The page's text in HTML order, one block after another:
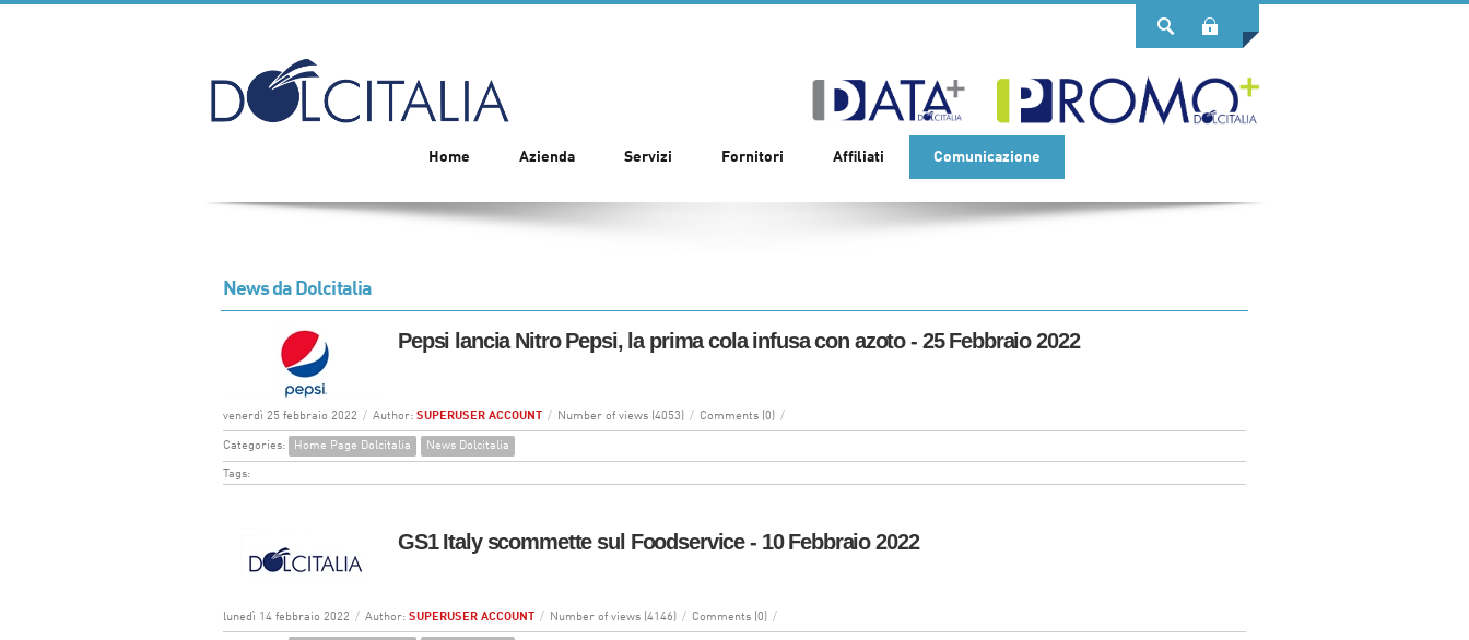
Home Azienda Servizi Fornitori Affiliati Comunicazione
News da Dolcitalia
Pepsi lancia Nitro Pepsi, la prima cola infusa con azoto - 25 Febbraio 2022
venerdì 25 febbraio 2022 / Author: SUPERUSER ACCOUNT / Number of views (4053) / Comments (0) /
Categories: Home Page Dolcitalia News Dolcitalia
Tags:
GS1 Italy scommette sul Foodservice - 10 Febbraio 2022
lunedì 14 febbraio 2022 / Author: SUPERUSER ACCOUNT / Number of views (4146) / Comments (0) /